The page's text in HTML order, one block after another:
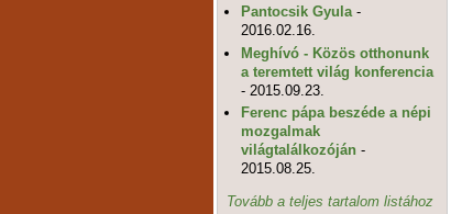
Pantocsik Gyula -
2016.02.16.
Meghívó - Közös otthonunk
a teremtett világ konferencia
- 2015.09.23.
Ferenc pápa beszéde a népi
mozgalmak
világtalálkozóján -
2015.08.25.
Tovább a teljes tartalom listához